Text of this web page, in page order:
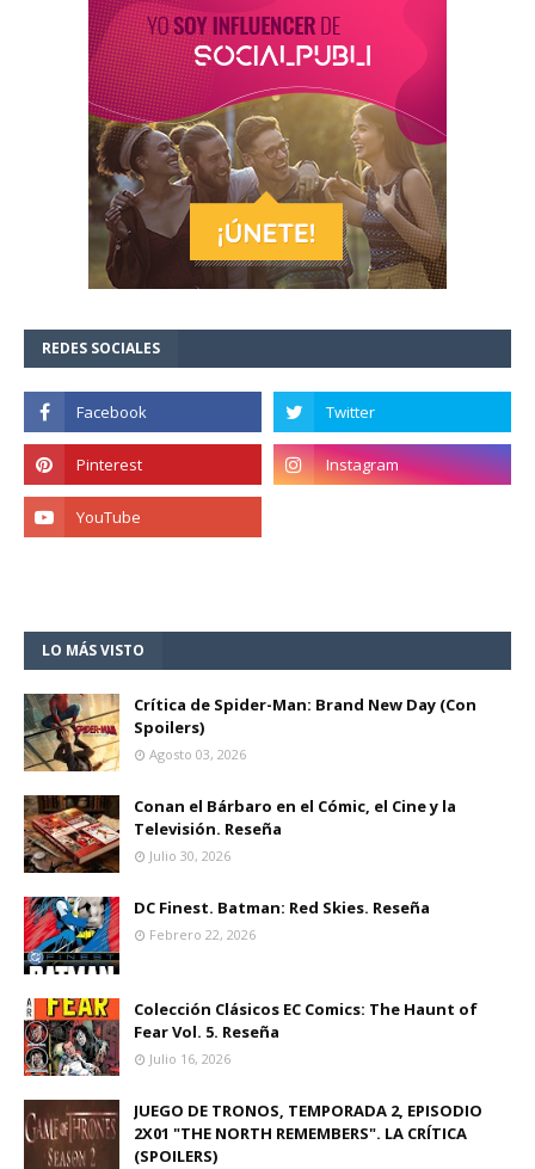
REDES SOCIALES
LO MÁS VISTO
Crítica de Spider-Man: Brand New Day (Con
Spoilers)
Agosto 03, 2026
Conan el Bárbaro en el Cómic, el Cine y la
Televisión. Reseña
Julio 30, 2026
DC Finest. Batman: Red Skies. Reseña
Febrero 22, 2026
Colección Clásicos EC Comics: The Haunt of
Fear Vol. 5. Reseña
Julio 16, 2026
JUEGO DE TRONOS, TEMPORADA 2, EPISODIO
2X01 "THE NORTH REMEMBERS". LA CRÍTICA
(SPOILERS)